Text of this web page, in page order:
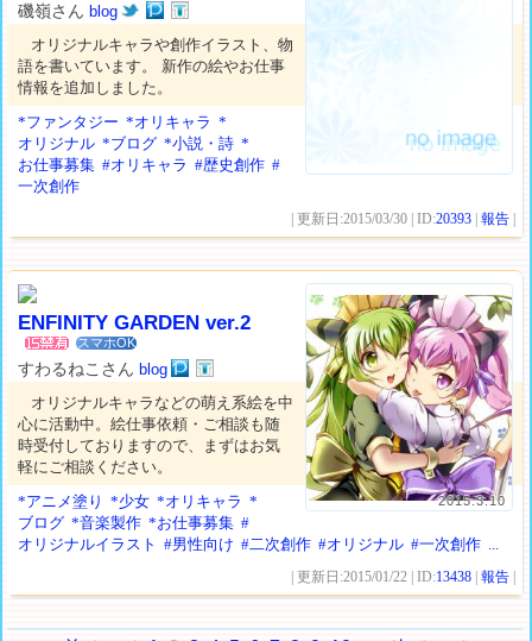
磯嶺さんblog
オリジナルキャラや創作イラスト、物
語を書いています。 新作の絵やお仕事
情報を追加しました。
*ファンタジー *オリキャラ *
オリジナル *ブログ *小説・詩 *
お仕事募集 #オリキャラ #歴史創作 #
一次創作
| 更新日:2015/03/30 | ID:20393 |報告
2015.3.10
ENFINITY GARDEN ver.2
スマホOK
すわるねこさんblog
オリジナルキャラなどの萌え系絵を中
心に活動中。絵仕事依頼・ご相談も随
時受付しておりますので、まずはお気
軽にご相談ください。
*アニメ塗り
*少女 *オリキャラ *
ブログ *音楽製作 *お仕事募集 #
オリジナルイラスト
#男性向け #二次創作 #オリジナル #一次創作 ...
| 更新日:2015/01/22 | ID:13438 |報告